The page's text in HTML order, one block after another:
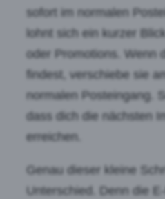
sofort im normalen
lohnt sich ein kurzer
oder Promotions. Wenn
findest, verschiebe sie
normalen Posteingang.
dass dich die nächsten
erreichen.
Genau dieser kleine
Unterschied. Denn die